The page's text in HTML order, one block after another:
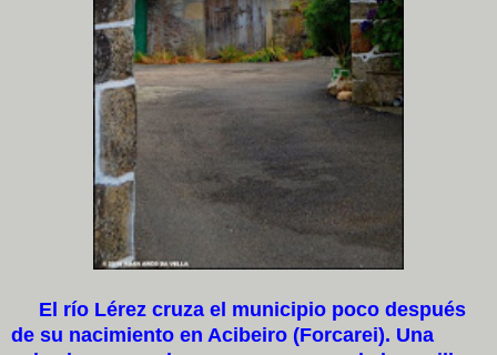
El río Lérez cruza el municipio poco después
de su nacimiento en Acibeiro (Forcarei). Una